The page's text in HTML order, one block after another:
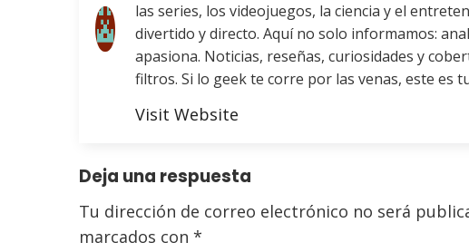
las series, los videojuegos, la ciencia y el
divertido y directo. Aquí no solo informamos:
apasiona. Noticias, reseñas, curiosidades y
filtros. Si lo geek te corre por las venas, este es
Visit Website
Deja una respuesta
Tu dirección de correo electrónico no será
marcados con *